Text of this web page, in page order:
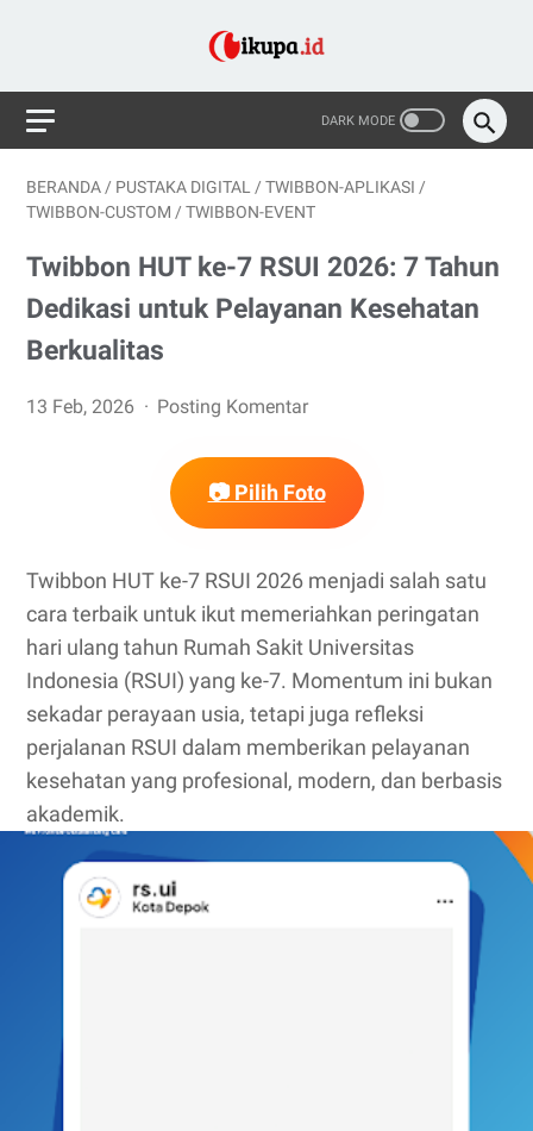
BERANDA / PUSTAKA DIGITAL / TWIBBON-APLIKASI /
TWIBBON-CUSTOM / TWIBBON-EVENT
Twibbon HUT ke-7 RSUI 2026: 7 Tahun
Dedikasi untuk Pelayanan Kesehatan
Berkualitas
13 Feb, 2026 Posting Komentar
📷 Pilih Foto
Twibbon HUT ke-7 RSUI 2026 menjadi salah satu
cara terbaik untuk ikut memeriahkan peringatan
hari ulang tahun Rumah Sakit Universitas
Indonesia (RSUI) yang ke-7. Momentum ini bukan
sekadar perayaan usia, tetapi juga refleksi
perjalanan RSUI dalam memberikan pelayanan
kesehatan yang profesional, modern, dan berbasis
akademik.